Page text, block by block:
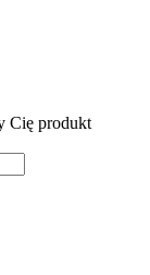
Cię produkt